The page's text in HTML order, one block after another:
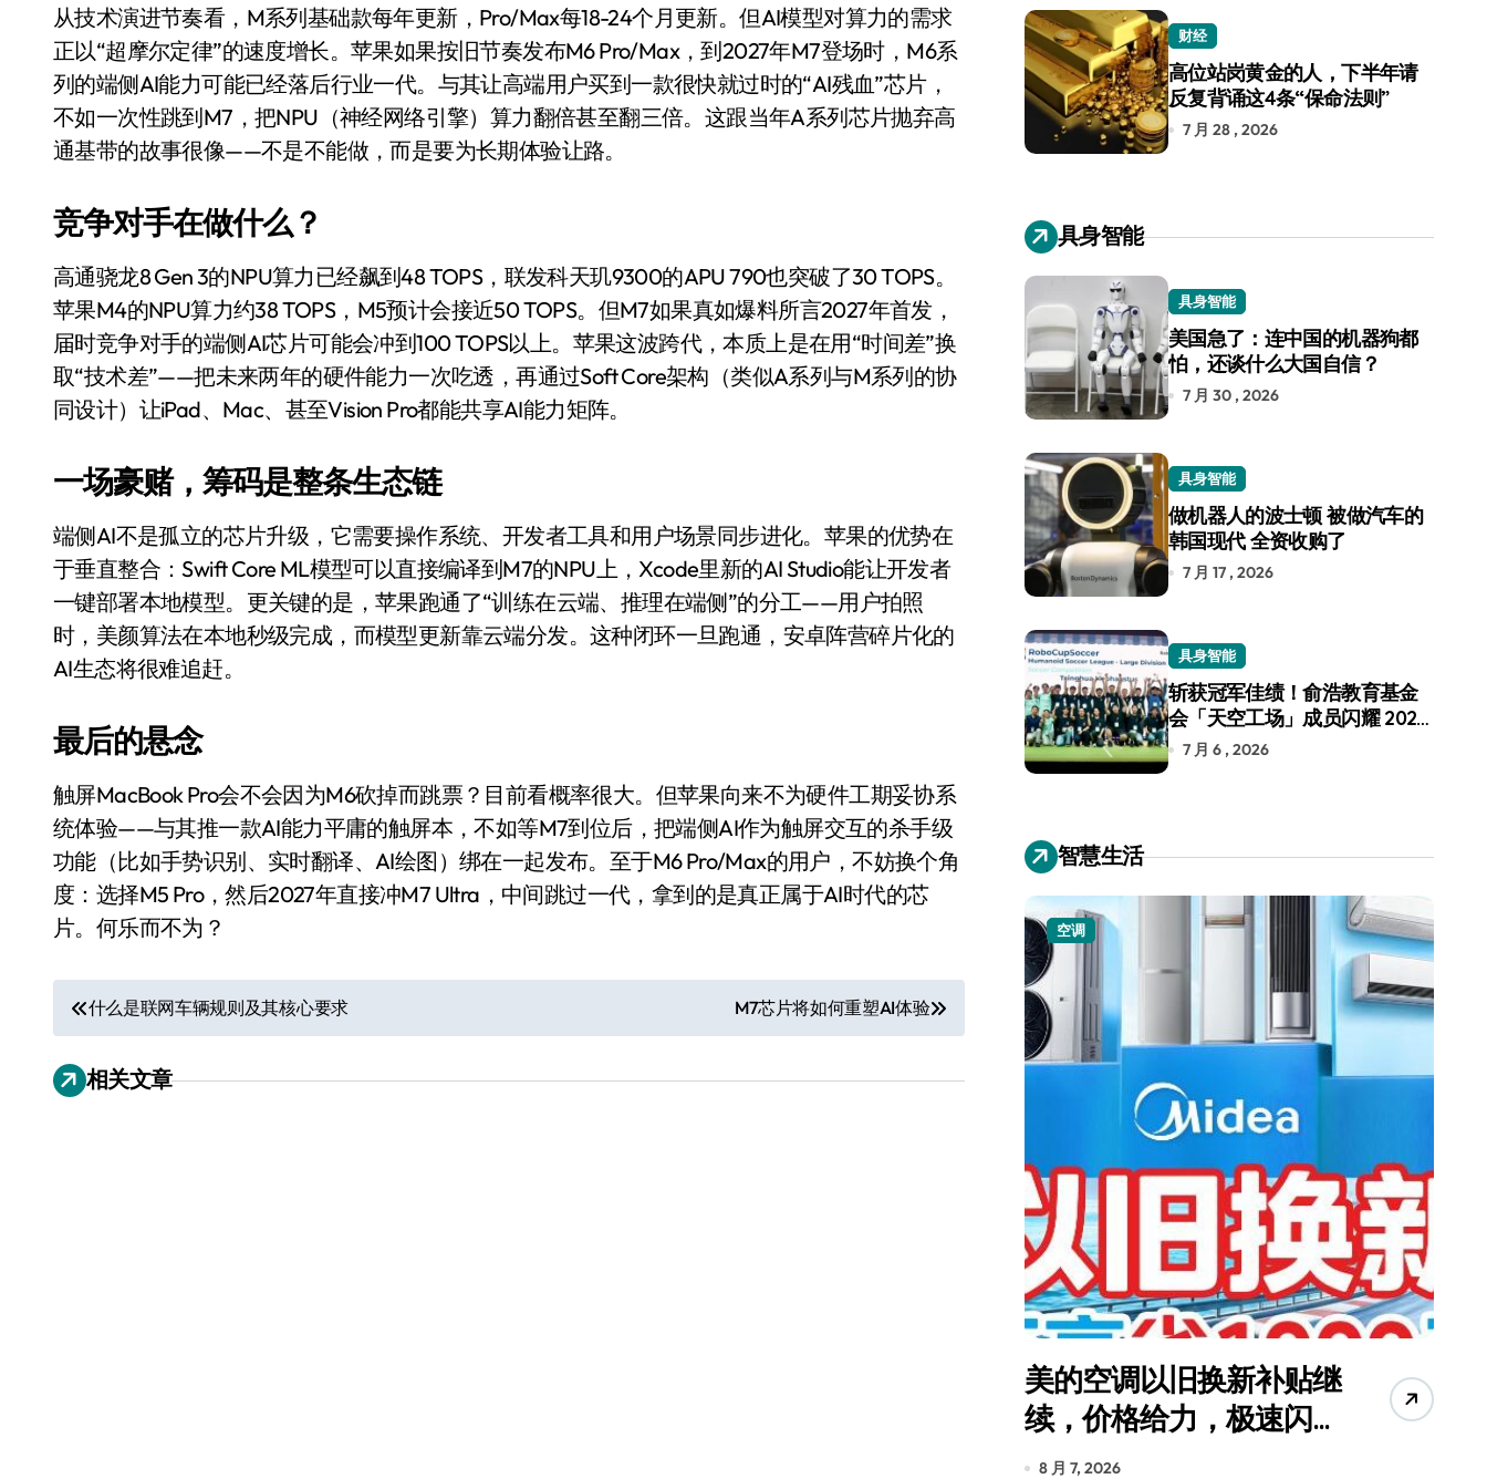
轻到忽略不计 大疆Mini 2S内录实测，值不值得冲？
从“卖电视”到“定规则”：海信拿下RGB-Mini LED全球话语权
对不起胖东来，我先不学了——永辉的“休克疗法”宣告暂停
国际首次！中国钙钛矿探测器太空“开箱”，一边探测射线一边光伏发电
长鑫上市只是开胃菜：合肥正在下一盘你看不懂的大棋
耳机低音像白开水？90%的人第一步就做错了
复古玩家狂喜：Anbernic第三次复刻GBA SP，情怀拉满
Xbox 360 游戏终于要登 PC，光盘党也能“以盘换数”了？
AirTag 新版到底香不香？一篇帮你避坑+种草
从技术演进节奏看，M系列基础款每年更新，Pro/Max每18-24个月更新。但AI模型对算力的需求
正以“超摩尔定律”的速度增长。苹果如果按旧节奏发布M6 Pro/Max，到2027年M7登场时，M6系
列的端侧AI能力可能已经落后行业一代。与其让高端用户买到一款很快就过时的“AI残血”芯片，
不如一次性跳到M7，把NPU（神经网络引擎）算力翻倍甚至翻三倍。这跟当年A系列芯片抛弃高
通基带的故事很像——不是不能做，而是要为长期体验让路。
竞争对手在做什么？
高通骁龙8 Gen 3的NPU算力已经飙到48 TOPS，联发科天玑9300的APU 790也突破了30 TOPS。
苹果M4的NPU算力约38 TOPS，M5预计会接近50 TOPS。但M7如果真如爆料所言2027年首发，
届时竞争对手的端侧AI芯片可能会冲到100 TOPS以上。苹果这波跨代，本质上是在用“时间差”换
取“技术差”——把未来两年的硬件能力一次吃透，再通过Soft Core架构（类似A系列与M系列的协
同设计）让iPad、Mac、甚至Vision Pro都能共享AI能力矩阵。
一场豪赌，筹码是整条生态链
端侧AI不是孤立的芯片升级，它需要操作系统、开发者工具和用户场景同步进化。苹果的优势在
于垂直整合：Swift Core ML模型可以直接编译到M7的NPU上，Xcode里新的AI Studio能让开发者
一键部署本地模型。更关键的是，苹果跑通了“训练在云端、推理在端侧”的分工——用户拍照
时，美颜算法在本地秒级完成，而模型更新靠云端分发。这种闭环一旦跑通，安卓阵营碎片化的
AI生态将很难追赶。
最后的悬念
触屏MacBook Pro会不会因为M6砍掉而跳票？目前看概率很大。但苹果向来不为硬件工期妥协系
统体验——与其推一款AI能力平庸的触屏本，不如等M7到位后，把端侧AI作为触屏交互的杀手级
功能（比如手势识别、实时翻译、AI绘图）绑在一起发布。至于M6 Pro/Max的用户，不妨换个角
度：选择M5 Pro，然后2027年直接冲M7 Ultra，中间跳过一代，拿到的是真正属于AI时代的芯
片。何乐而不为？
文
章
导
什么是联网车辆规则及其核心要求 M7芯片将如何重塑AI体验
相关文章
财经
高位站岗黄金的人，下半年请
反复背诵这4条“保命法则”
7 月 28 , 2026
具身智能
具身智能
美国急了：连中国的机器狗都
怕，还谈什么大国自信？
7 月 30 , 2026
具身智能
做机器人的波士顿 被做汽车的
韩国现代 全资收购了
7 月 17 , 2026
具身智能
斩获冠军佳绩！俞浩教育基金
会「天空工场」成员闪耀 2026
RoboCup 机器人世界杯
7 月 6 , 2026
智慧生活
小家电 空调
美的空调以旧换新补贴继
续，价格给力，极速闪
装！
8 月 7, 2026